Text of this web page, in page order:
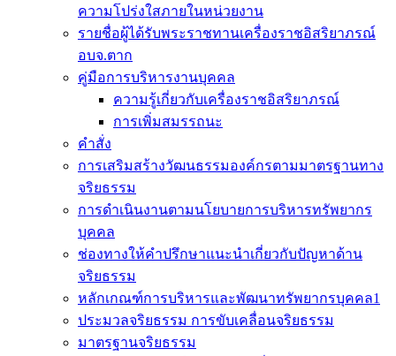
ความโปร่งใสภายในหน่วยงาน
รายชื่อผู้ได้รับพระราชทานเครื่องราชอิสริยาภรณ์
อบจ.ตาก
คู่มือการบริหารงานบุคคล
ความรู้เกี่ยวกับเครื่องราชอิสริยาภรณ์
การเพิ่มสมรรถนะ
คำสั่ง
การเสริมสร้างวัฒนธรรมองค์กรตามมาตรฐานทาง
จริยธรรม
การดำเนินงานตามนโยบายการบริหารทรัพยากร
บุคคล
ช่องทางให้คำปรึกษาแนะนำเกี่ยวกับปัญหาด้าน
จริยธรรม
หลักเกณฑ์การบริหารและพัฒนาทรัพยากรบุคคล1
ประมวลจริยธรรม การขับเคลื่อนจริยธรรม
มาตรฐานจริยธรรม